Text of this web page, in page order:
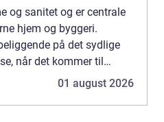
og sanitet og er centrale
hjem og byggeri.
på det sydlige
når det kommer til
service. In...01 august 2026